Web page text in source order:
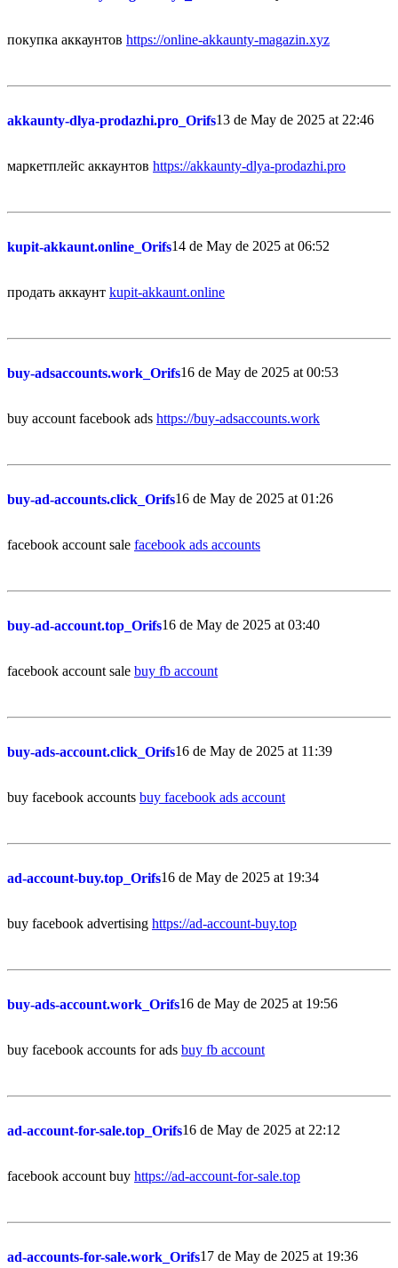
покупка аккаунтов https://online-akkaunty-magazin.xyz
akkaunty-dlya-prodazhi.pro_Orifs13 de May de 2025 at 22:46
маркетплейс аккаунтов https://akkaunty-dlya-prodazhi.pro
kupit-akkaunt.online_Orifs14 de May de 2025 at 06:52
продать аккаунт kupit-akkaunt.online
buy-adsaccounts.work_Orifs16 de May de 2025 at 00:53
buy account facebook ads https://buy-adsaccounts.work
buy-ad-accounts.click_Orifs16 de May de 2025 at 01:26
facebook account sale facebook ads accounts
buy-ad-account.top_Orifs16 de May de 2025 at 03:40
facebook account sale buy fb account
buy-ads-account.click_Orifs16 de May de 2025 at 11:39
buy facebook accounts buy facebook ads account
ad-account-buy.top_Orifs16 de May de 2025 at 19:34
buy facebook advertising https://ad-account-buy.top
buy-ads-account.work_Orifs16 de May de 2025 at 19:56
buy facebook accounts for ads buy fb account
ad-account-for-sale.top_Orifs16 de May de 2025 at 22:12
facebook account buy https://ad-account-for-sale.top
ad-accounts-for-sale.work_Orifs17 de May de 2025 at 19:36